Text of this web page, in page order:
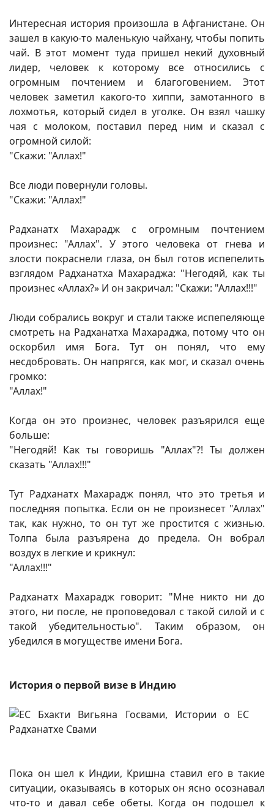
Интересная история произошла в Афганистане. Он
зашел в какую-то маленькую чайхану, чтобы попить
чай. В этот момент туда пришел некий духовный
лидер, человек к которому все относились с
огромным почтением и благоговением. Этот
человек заметил какого-то хиппи, замотанного в
лохмотья, который сидел в уголке. Он взял чашку
чая с молоком, поставил перед ним и сказал с
огромной силой:
"Скажи: "Аллах!"
Все люди повернули головы.
"Скажи: "Аллах!"
Радханатх Махарадж с огромным почтением
произнес: "Аллах". У этого человека от гнева и
злости покраснели глаза, он был готов испепелить
взглядом Радханатха Махараджа: "Негодяй, как ты
произнес «Аллах?» И он закричал: "Скажи: "Аллах!!!"
Люди собрались вокруг и стали также испепеляюще
смотреть на Радханатха Махараджа, потому что он
оскорбил имя Бога. Тут он понял, что ему
несдобровать. Он напрягся, как мог, и сказал очень
громко:
"Аллах!"
Когда он это произнес, человек разъярился еще
больше:
"Негодяй! Как ты говоришь "Аллах"?! Ты должен
сказать "Аллах!!!"
Тут Радханатх Махарадж понял, что это третья и
последняя попытка. Если он не произнесет "Аллах"
так, как нужно, то он тут же простится с жизнью.
Толпа была разъярена до предела. Он вобрал
воздух в легкие и крикнул:
"Аллах!!!"
Радханатх Махарадж говорит: "Мне никто ни до
этого, ни после, не проповедовал с такой силой и с
такой убедительностью". Таким образом, он
убедился в могуществе имени Бога.
История о первой визе в Индию
Пока он шел к Индии, Кришна ставил его в такие
ситуации, оказываясь в которых он ясно осознавал
что-то и давал себе обеты. Когда он подошел к